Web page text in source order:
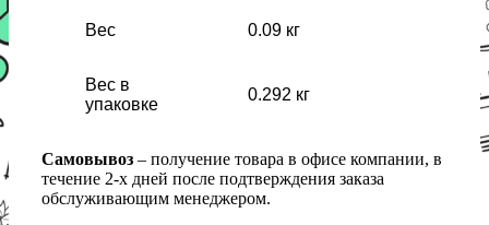
Вес 0.09 кг
Вес в
упаковке
0.292 кг
Самовывоз – получение товара в офисе компании, в
течение 2-х дней после подтверждения заказа
обслуживающим менеджером.